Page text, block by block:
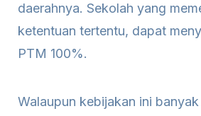
daerahnya. Sekolah yang
ketentuan tertentu, dapat
PTM 100%.
Walaupun kebijakan ini